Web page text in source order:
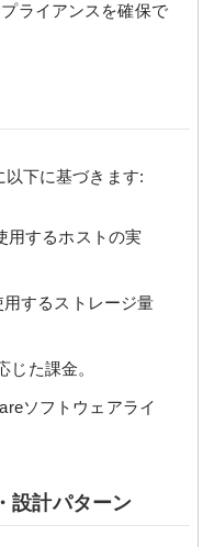
ライアンスを確保で
以下に基づきます:
用するホストの実
するストレージ量
じた課金。
ソフトウェアライ
設計パターン